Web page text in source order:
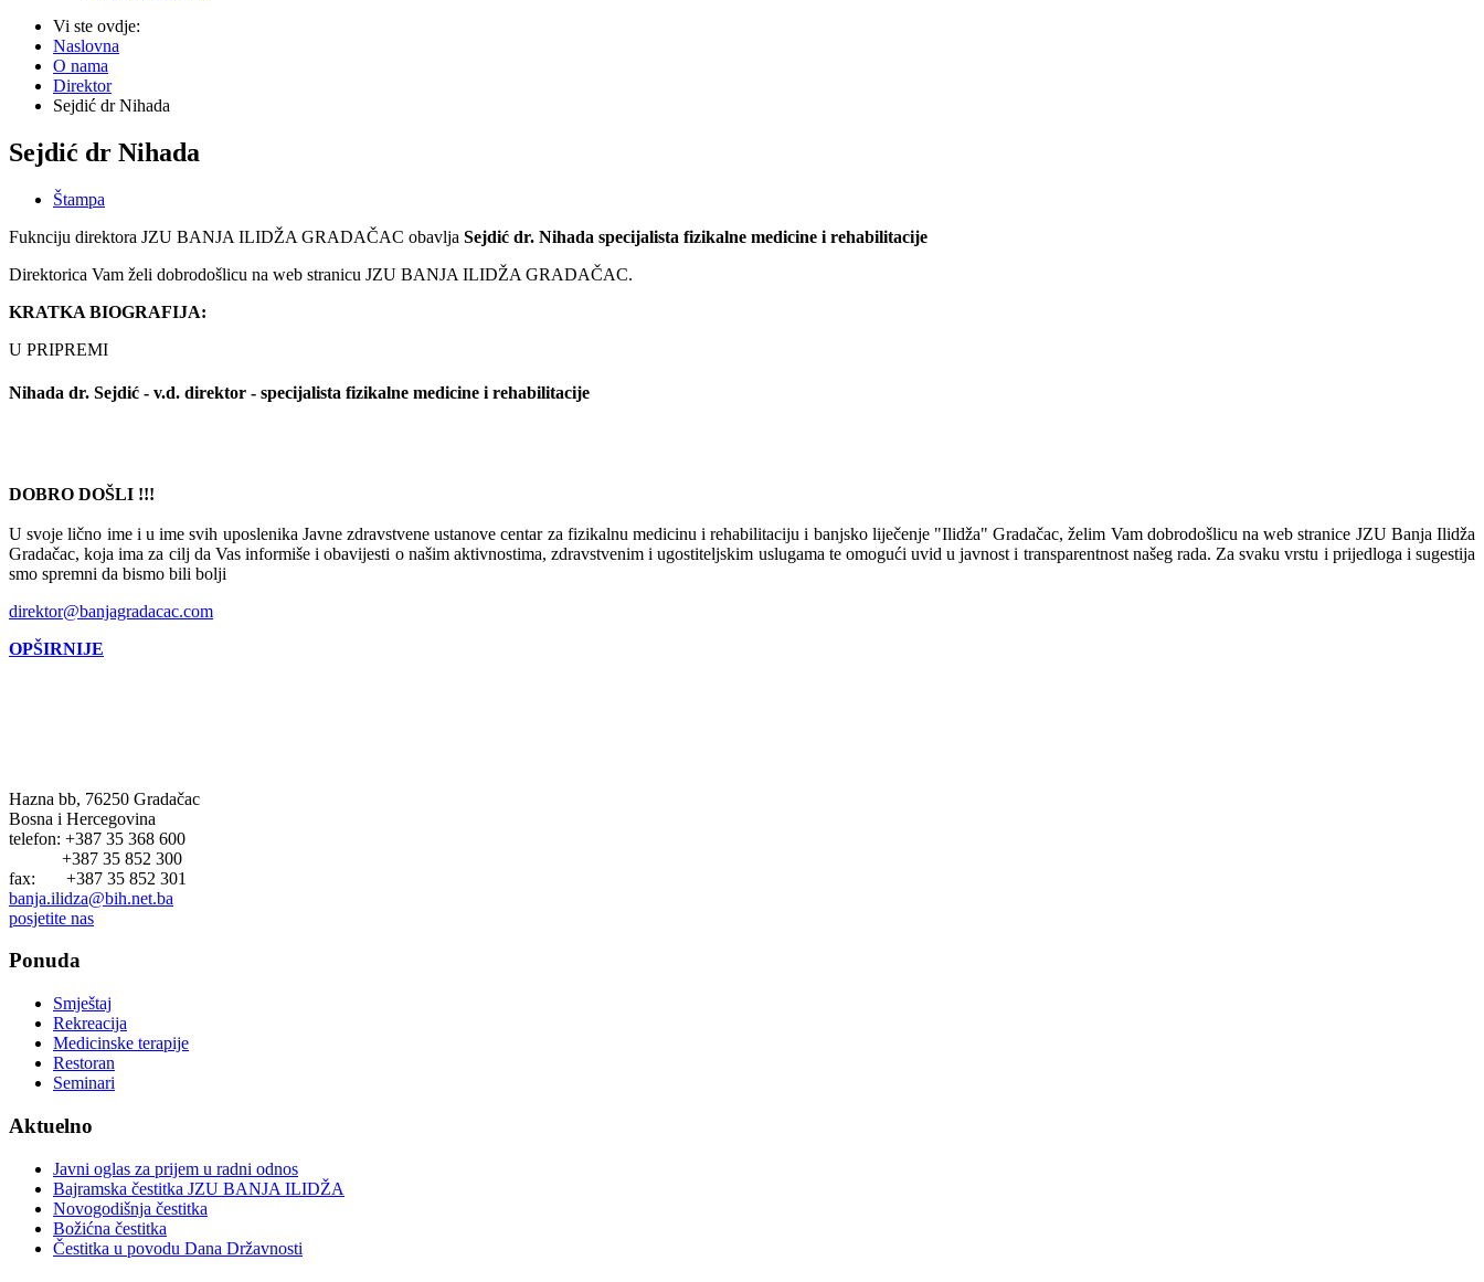
Vi ste ovdje:
Naslovna
O nama
Direktor
Sejdić dr Nihada
Sejdić dr Nihada
Štampa
Fuknciju direktora JZU BANJA ILIDŽA GRADAČAC obavlja Sejdić dr. Nihada specijalista fizikalne medicine i rehabilitacije
Direktorica Vam želi dobrodošlicu na web stranicu JZU BANJA ILIDŽA GRADAČAC.
KRATKA BIOGRAFIJA:
U PRIPREMI
Nihada dr. Sejdić - v.d. direktor - specijalista fizikalne medicine i rehabilitacije
DOBRO DOŠLI !!!
U svoje lično ime i u ime svih uposlenika Javne zdravstvene ustanove centar za fizikalnu medicinu i rehabilitaciju i banjsko liječenje "Ilidža" Gradačac, želim Vam dobrodošlicu na web stranice JZU Banja Ilidža
Gradačac, koja ima za cilj da Vas informiše i obavijesti o našim aktivnostima, zdravstvenim i ugostiteljskim uslugama te omogući uvid u javnost i transparentnost našeg rada. Za svaku vrstu i prijedloga i sugestija
smo spremni da bismo bili bolji
direktor@banjagradacac.com
OPŠIRNIJE
Hazna bb, 76250 Gradačac
Bosna i Hercegovina
telefon: +387 35 368 600
+387 35 852 300
fax: +387 35 852 301
banja.ilidza@bih.net.ba
posjetite nas
Ponuda
Smještaj
Rekreacija
Medicinske terapije
Restoran
Seminari
Aktuelno
Javni oglas za prijem u radni odnos
Bajramska čestitka JZU BANJA ILIDŽA
Novogodišnja čestitka
Božićna čestitka
Čestitka u povodu Dana Državnosti